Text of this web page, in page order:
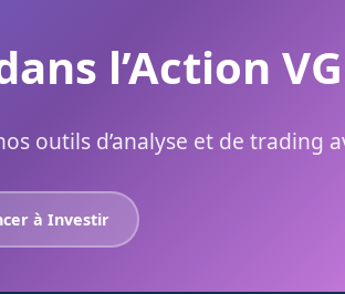
l’Action
outils d’analyse et de trading
à Investir